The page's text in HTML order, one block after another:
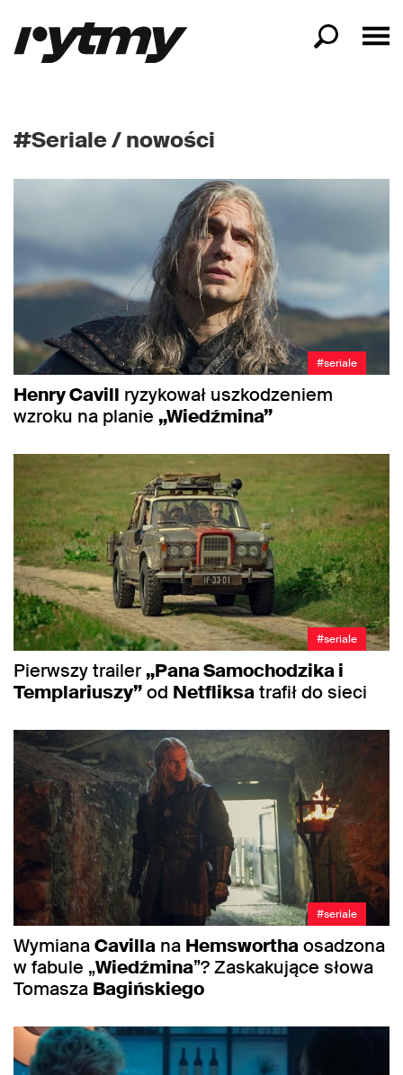
#Seriale / nowości
#seriale
Henry Cavill ryzykował uszkodzeniem
wzroku na planie „Wiedźmina”
#seriale
Pierwszy trailer „Pana Samochodzika i
Templariuszy”od Netfliksatrafił do sieci
#seriale
WymianaCavilla na Hemsworthaosadzona
w fabule „Wiedźmina”? Zaskakujące słowa
Tomasza Bagińskiego